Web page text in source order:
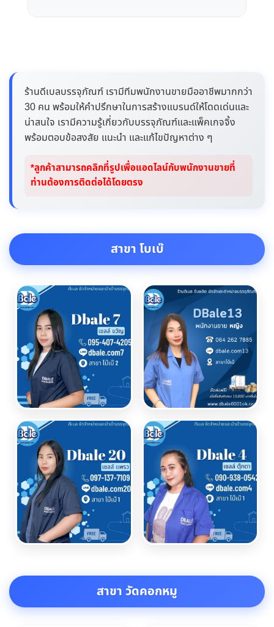
ร้านดีเบลบรรจุภัณฑ์ เรามีทีมพนักงานขายมืออาชีพมากกว่า
30 คน พร้อมให้คำปรึกษาในการสร้างแบรนด์ให้โดดเด่นและ
น่าสนใจ เรามีความรู้เกี่ยวกับบรรจุภัณฑ์และแพ็คเกจจิ้ง
พร้อมตอบข้อสงสัย แนะนำ และแก้ไขปัญหาต่าง ๆ
*ลูกค้าสามารถคลิกที่รูปเพื่อแอดไลน์กับพนักงานขายที่
ท่านต้องการติดต่อได้โดยตรง
สาขา โบเบ๊
สาขา วัดคอกหมู